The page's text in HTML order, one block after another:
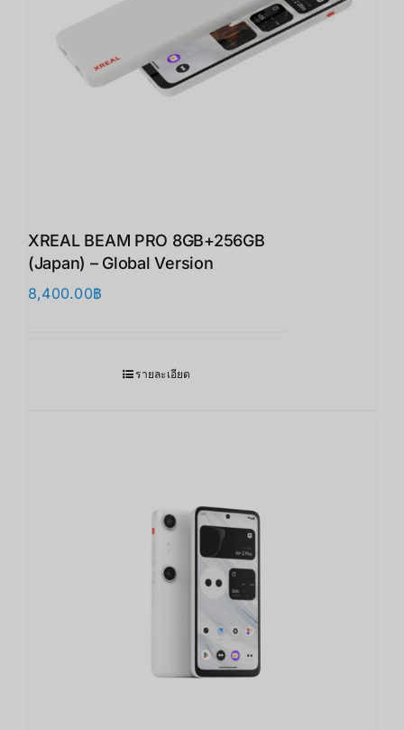
XREAL BEAM PRO 8GB+256GB
(Japan) – Global Version
8,400.00฿
รายละเอียด